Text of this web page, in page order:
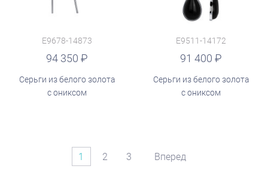
E9678-14873
94 350
Серьги из белого золота
с ониксом
E9511-14172
91 400
Серьги из белого золота
с ониксом
1 2 3 Вперед